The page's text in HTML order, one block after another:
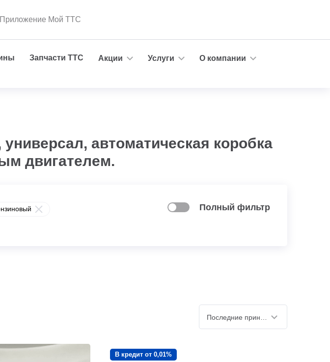
Приложение Мой ТТС
Запчасти ТТС Акции Услуги
О компании
автоматическая коробка
двигателем.
Полный фильтр
В кредит от 0,01%